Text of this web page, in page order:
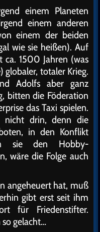
einem Planeten
einem anderen
einem der beiden
wie sie heißen). Auf
ca. 1500 Jahren (was
globaler, totaler Krieg.
Adolfs aber ganz
bitten die Föderation
das Taxi spielen.
nicht drin, denn die
in den Konflikt
sie den Hobby-
wäre die Folge auch
angeheuert hat, muß
gibt erst seit ihm
für Friedenstifter.
gelacht…